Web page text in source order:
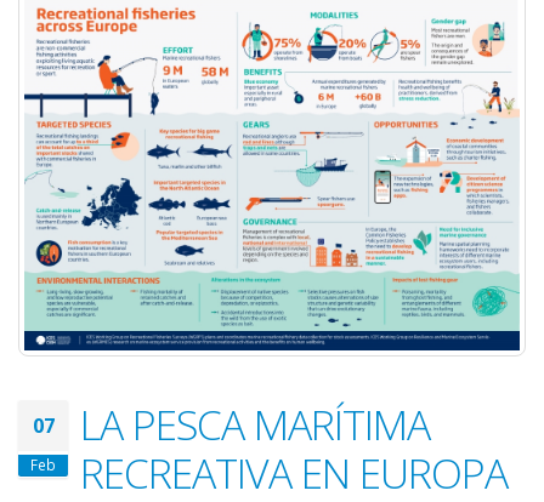
07
Feb
LA PESCA MARÍTIMA
RECREATIVA EN EUROPA